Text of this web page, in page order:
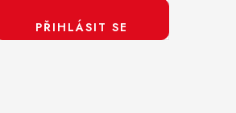
PŘIHLÁSIT SE